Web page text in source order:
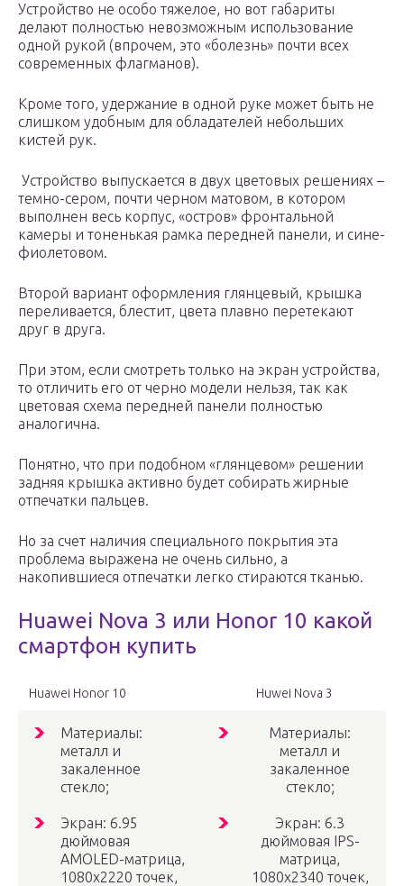
Устройство не особо тяжелое, но вот габариты
делают полностью невозможным использование
одной рукой (впрочем, это «болезнь» почти всех
современных флагманов).
Кроме того, удержание в одной руке может быть не
слишком удобным для обладателей небольших
кистей рук.
Устройство выпускается в двух цветовых решениях –
темно-сером, почти черном матовом, в котором
выполнен весь корпус, «остров» фронтальной
камеры и тоненькая рамка передней панели, и сине-
фиолетовом.
Второй вариант оформления глянцевый, крышка
переливается, блестит, цвета плавно перетекают
друг в друга.
При этом, если смотреть только на экран устройства,
то отличить его от черно модели нельзя, так как
цветовая схема передней панели полностью
аналогична.
Понятно, что при подобном «глянцевом» решении
задняя крышка активно будет собирать жирные
отпечатки пальцев.
Но за счет наличия специального покрытия эта
проблема выражена не очень сильно, а
накопившиеся отпечатки легко стираются тканью.
Huawei Nova 3 или Honor 10 какой
смартфон купить
Huawei Honor 10 Huwei Nova 3
Материалы:
металл и
закаленное
стекло;
Экран: 6.95
дюймовая
AMOLED-матрица,
1080х2220 точек,
Материалы:
металл и
закаленное
стекло;
Экран: 6.3
дюймовая IPS-
матрица,
1080х2340 точек,